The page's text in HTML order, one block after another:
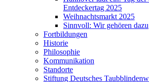
Entdeckertag 2025
Weihnachtsmarkt 2025
Sinnvoll: Wir gehören dazu
Fortbildungen
Historie
Philosophie
Kommunikation
Standorte
Stiftung Deutsches